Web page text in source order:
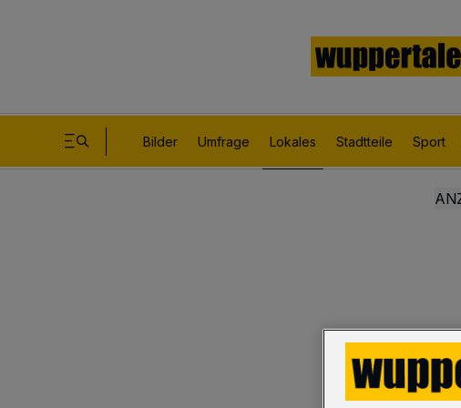
Bilder Umfrage Lokales Stadtteile Sport